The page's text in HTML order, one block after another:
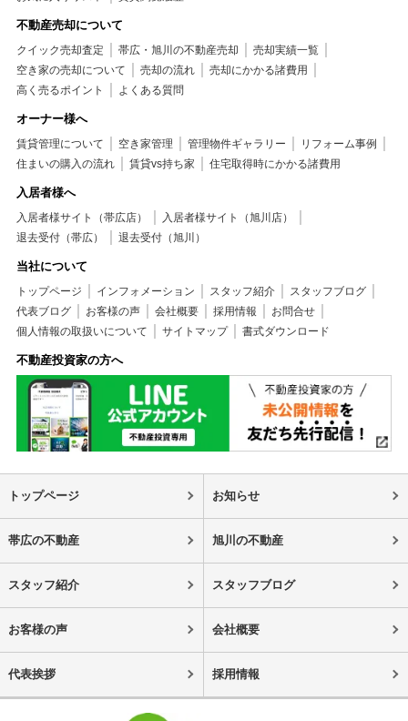
不動産売却について
クイック売却査定 帯広・旭川の不動産売却
売却実績一覧
空き家の売却について
売却の流れ
売却にかかる諸費用
高く売るポイント
よくある質問
オーナー様へ
賃貸管理について 空き家管理 管理物件ギャラリー
リフォーム事例
住まいの購入の流れ
賃貸vs持ち家 住宅取得時にかかる諸費用
入居者様へ
入居者様サイト（帯広店）
入居者様サイト（旭川店）
退去受付（帯広）
退去受付（旭川）
当社について
トップページ インフォメーション スタッフ紹介
スタッフブログ
代表ブログ
お客様の声 会社概要 採用情報
お問合せ
個人情報の取扱いについて
サイトマップ 書式ダウンロード
不動産投資家の方へ
トップページ お知らせ
帯広の不動産 旭川の不動産
スタッフ紹介 スタッフブログ
お客様の声 会社概要
代表挨拶 採用情報